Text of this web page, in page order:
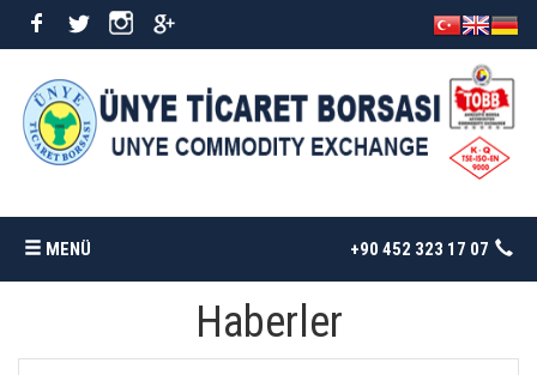
MENÜ +90 452 323 17 07
Haberler